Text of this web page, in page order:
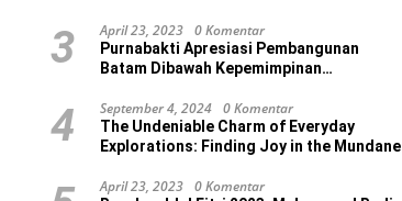
3 April 23, 2023 0 Komentar
Purnabakti Apresiasi Pembangunan
Batam Dibawah Kepemimpinan
4 September 4, 2024 0 Komentar
The Undeniable Charm of Everyday
Explorations: Finding Joy in the Mundane
April 23, 2023 0 Komentar